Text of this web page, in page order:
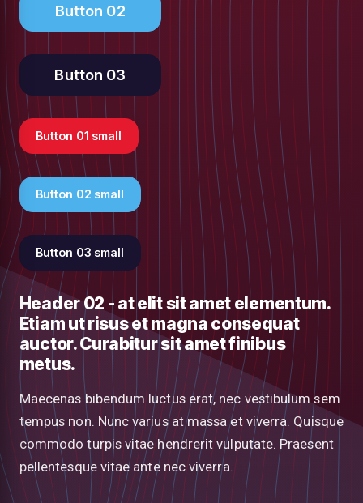
Button 02
Button 03
Button 01 small
Button 02 small
Button 03 small
Header 02 - at elit sit amet elementum.
Etiam ut risus et magna consequat
auctor. Curabitur sit amet finibus
metus.
Maecenas bibendum luctus erat, nec vestibulum sem
tempus non. Nunc varius at massa et viverra. Quisque
commodo turpis vitae hendrerit vulputate. Praesent
pellentesque vitae ante nec viverra.